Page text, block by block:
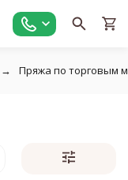
Пряжа по торговым